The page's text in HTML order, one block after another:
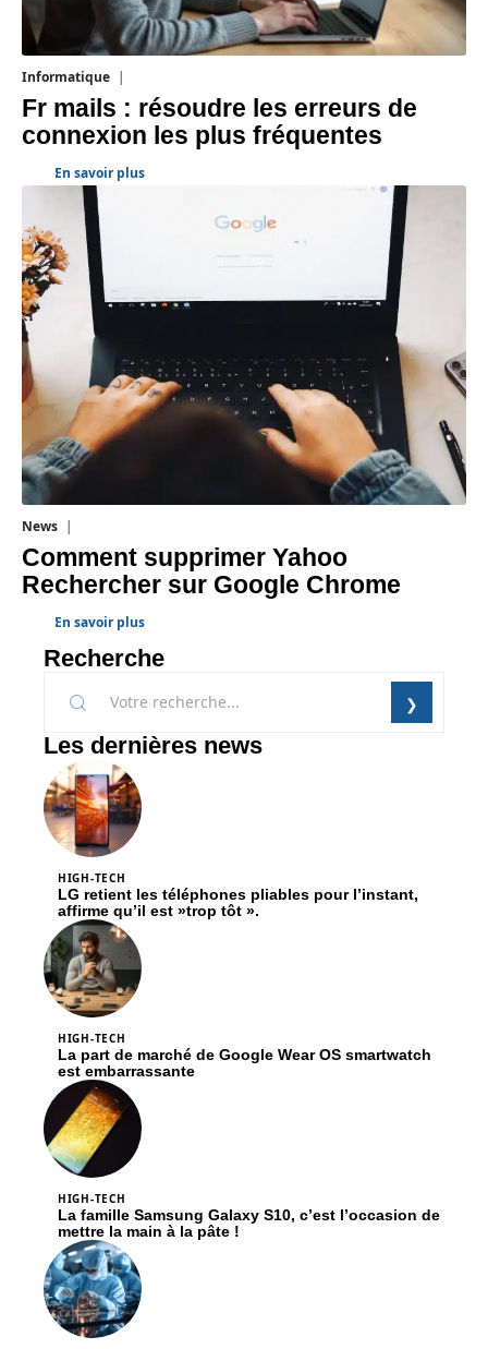
Informatique
Fr mails : résoudre les erreurs de
connexion les plus fréquentes
En savoir plus
News
Comment supprimer Yahoo
Rechercher sur Google Chrome
En savoir plus
Recherche
Les dernières news
HIGH-TECH
LG retient les téléphones pliables pour l’instant,
affirme qu’il est »trop tôt ».
HIGH-TECH
La part de marché de Google Wear OS smartwatch
est embarrassante
HIGH-TECH
La famille Samsung Galaxy S10, c’est l’occasion de
mettre la main à la pâte !